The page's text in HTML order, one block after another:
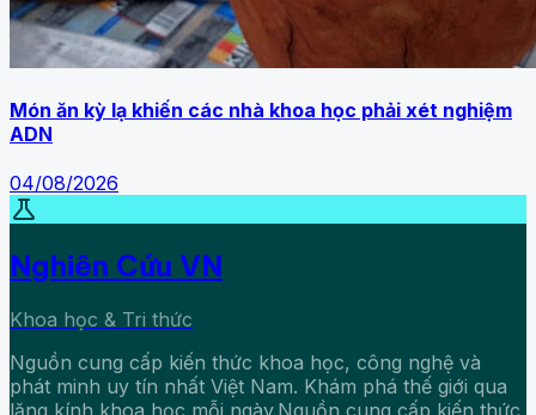
Món ăn kỳ lạ khiến các nhà khoa học phải xét nghiệm
ADN
04/08/2026
science
Nghiên Cứu VN
Khoa học & Tri thức
Nguồn cung cấp kiến thức khoa học, công nghệ và
phát minh uy tín nhất Việt Nam. Khám phá thế giới qua